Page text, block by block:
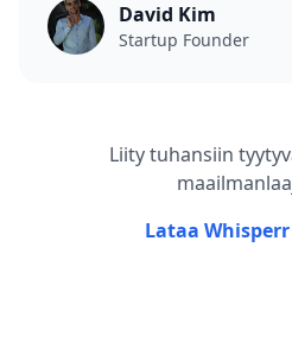
David Kim
Startup Founder
Liity tuhansiin
Lataa